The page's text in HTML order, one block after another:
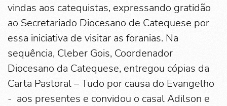
vindas aos catequistas, expressando gratidão
ao Secretariado Diocesano de Catequese por
essa iniciativa de visitar as foranias. Na
sequência, Cleber Gois, Coordenador
Diocesano da Catequese, entregou cópias da
Carta Pastoral – Tudo por causa do Evangelho
- aos presentes e convidou o casal Adilson e